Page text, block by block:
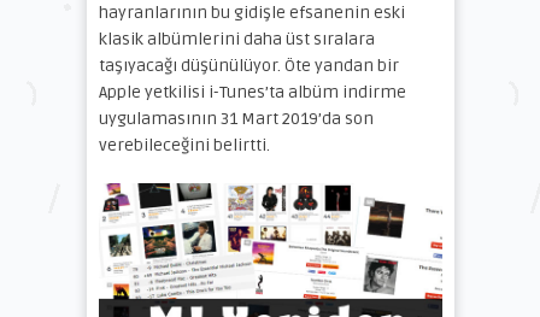
hayranlarının bu gidişle efsanenin eski
klasik albümlerini daha üst sıralara
taşıyacağı düşünülüyor. Öte yandan bir
Apple yetkilisi i-Tunes’ta albüm indirme
uygulamasının 31 Mart 2019’da son
verebileceğini belirtti.